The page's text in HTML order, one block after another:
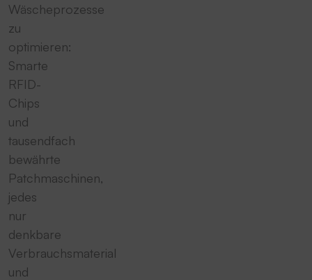
Wäscheprozesse
zu
optimieren:
Smarte
RFID-
Chips
und
tausendfach
bewährte
Patchmaschinen,
jedes
nur
denkbare
Verbrauchsmaterial
und